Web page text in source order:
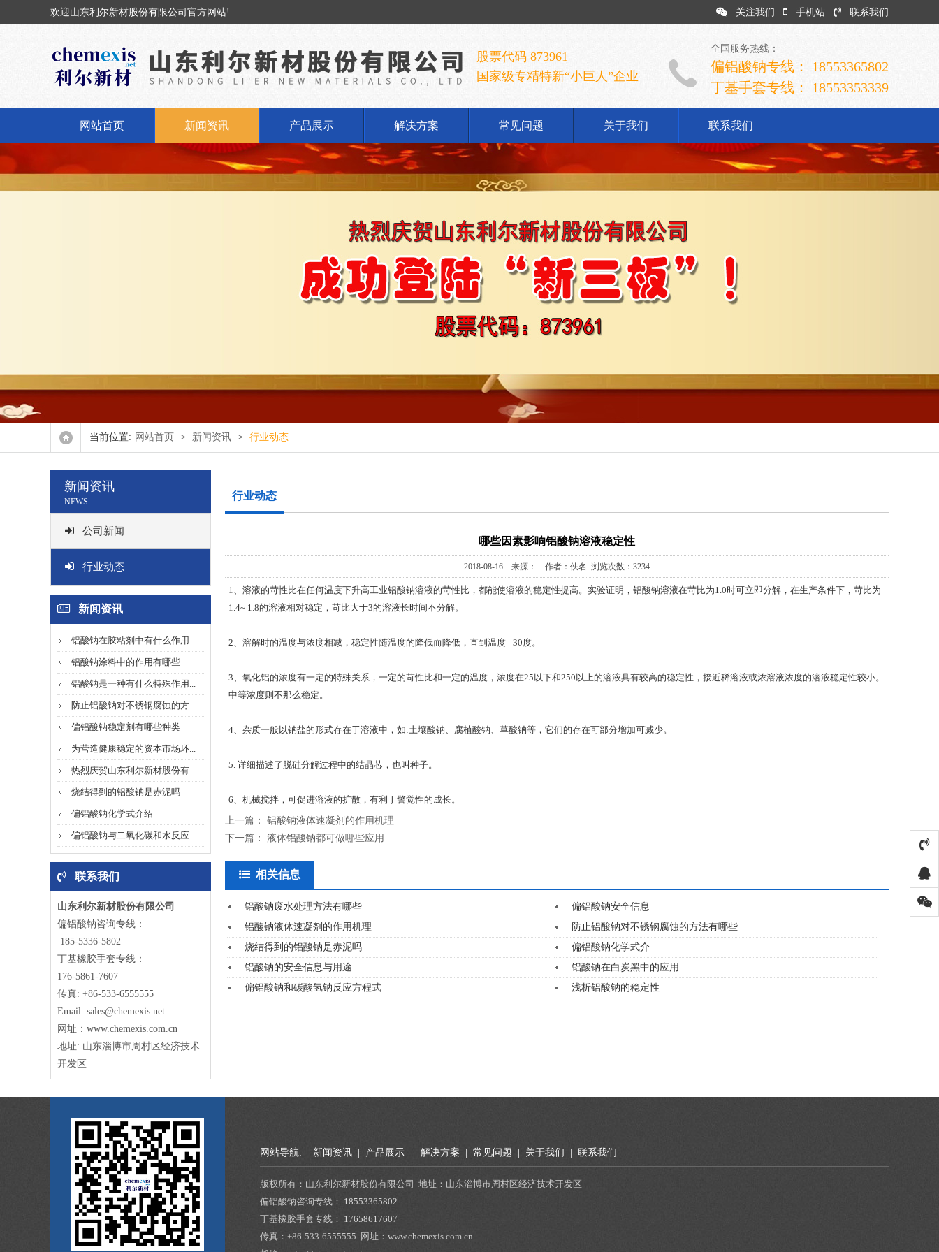
欢迎山东利尔新材股份有限公司官方网站! 关注我们 手机站 联系我们
股票代码 873961
国家级专精特新“小巨人”企业
全国服务热线：
偏铝酸钠专线： 18553365802
丁基手套专线： 18553353339
网站首页 新闻资讯
公司新闻
产品展示
固体铝酸钠
丁基胶乳
其他产品
解决方案 常见问题 关于我们
公司简介
发展历程
荣誉资质
联系我们
当前位置: 网站首页 > 新闻资讯 > 行业动态
新闻资讯
NEWS
公司新闻
行业动态
新闻资讯
铝酸钠在胶粘剂中有什么作用
铝酸钠涂料中的作用有哪些
铝酸钠是一种有什么特殊作用...
防止铝酸钠对不锈钢腐蚀的方...
偏铝酸钠稳定剂有哪些种类
为营造健康稳定的资本市场环...
热烈庆贺山东利尔新材股份有...
烧结得到的铝酸钠是赤泥吗
偏铝酸钠化学式介绍
偏铝酸钠与二氧化碳和水反应...
联系我们
山东利尔新材股份有限公司
偏铝酸钠咨询专线：
185-5336-5802
丁基橡胶手套专线：
176-5861-7607
传真: +86-533-6555555
Email: sales@chemexis.net
网址：www.chemexis.com.cn
地址: 山东淄博市周村区经济技术
开发区
行业动态
哪些因素影响铝酸钠溶液稳定性
2018-08-16 来源： 作者：佚名 浏览次数：3234
1、溶液的苛性比在任何温度下升高工业铝酸钠溶液的苛性比，都能使溶液的稳定性提高。实验证明，铝酸钠溶液在苛比为1.0时可立即分解，在生产条件下，苛比为
1.4~ 1.8的溶液相对稳定，苛比大于3的溶液长时间不分解。
2、溶解时的温度与浓度相减，稳定性随温度的降低而降低，直到温度= 30度。
3、氧化铝的浓度有一定的特殊关系，一定的苛性比和一定的温度，浓度在25以下和250以上的溶液具有较高的稳定性，接近稀溶液或浓溶液浓度的溶液稳定性较小。
中等浓度则不那么稳定。
4、杂质一般以钠盐的形式存在于溶液中，如:土壤酸钠、腐植酸钠、草酸钠等，它们的存在可部分增加可减少。
5. 详细描述了脱硅分解过程中的结晶芯，也叫种子。
6、机械搅拌，可促进溶液的扩散，有利于警觉性的成长。
上一篇： 铝酸钠液体速凝剂的作用机理
下一篇： 液体铝酸钠都可做哪些应用
相关信息
铝酸钠废水处理方法有哪些
偏铝酸钠安全信息
铝酸钠液体速凝剂的作用机理
防止铝酸钠对不锈钢腐蚀的方法有哪些
烧结得到的铝酸钠是赤泥吗
偏铝酸钠化学式介
铝酸钠的安全信息与用途
铝酸钠在白炭黑中的应用
偏铝酸钠和碳酸氢钠反应方程式
浅析铝酸钠的稳定性
网站导航: 新闻资讯 产品展示 解决方案 常见问题 关于我们 联系我们
版权所有：山东利尔新材股份有限公司 地址：山东淄博市周村区经济技术开发区
偏铝酸钠咨询专线： 18553365802
丁基橡胶手套专线： 17658617607
传真： +86-533-6555555 网址：www.chemexis.com.cn